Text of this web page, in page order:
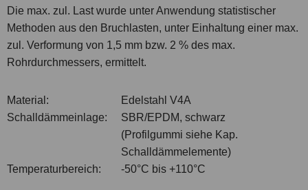
Die max. zul. Last wurde unter Anwendung statistischer
Methoden aus den Bruchlasten, unter Einhaltung einer max.
zul. Verformung von 1,5 mm bzw. 2 % des max.
Rohrdurchmessers, ermittelt.
Material:
Edelstahl V4A
Schalldämmeinlage:
SBR/EPDM, schwarz
(Profilgummi siehe Kap.
Schalldämmelemente)
Temperaturbereich:
-50°C bis +110°C